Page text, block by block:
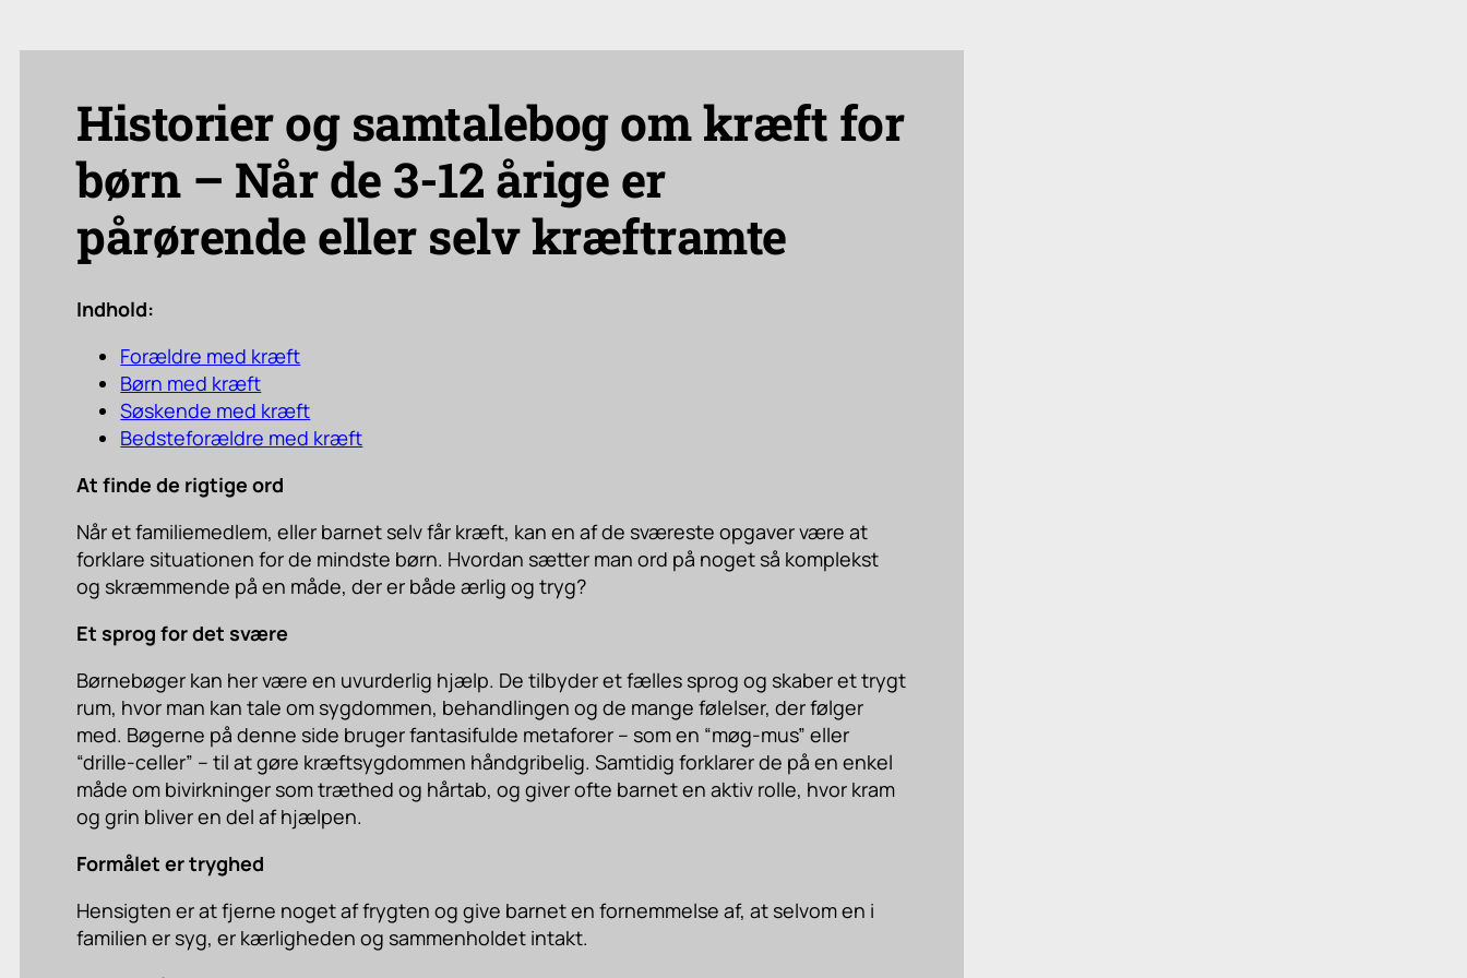
Historier og samtalebog om kræft for
børn – Når de 3-12 årige er
pårørende eller selv kræftramte
Indhold:
Forældre med kræft
Børn med kræft
Søskende med kræft
Bedsteforældre med kræft
At finde de rigtige ord
Når et familiemedlem, eller barnet selv får kræft, kan en af de sværeste opgaver være at
forklare situationen for de mindste børn. Hvordan sætter man ord på noget så komplekst
og skræmmende på en måde, der er både ærlig og tryg?
Et sprog for det svære
Børnebøger kan her være en uvurderlig hjælp. De tilbyder et fælles sprog og skaber et trygt
rum, hvor man kan tale om sygdommen, behandlingen og de mange følelser, der følger
med. Bøgerne på denne side bruger fantasifulde metaforer – som en “møg-mus” eller
“drille-celler” – til at gøre kræftsygdommen håndgribelig. Samtidig forklarer de på en enkel
måde om bivirkninger som træthed og hårtab, og giver ofte barnet en aktiv rolle, hvor kram
og grin bliver en del af hjælpen.
Formålet er tryghed
Hensigten er at fjerne noget af frygten og give barnet en fornemmelse af, at selvom en i
familien er syg, er kærligheden og sammenholdet intakt.